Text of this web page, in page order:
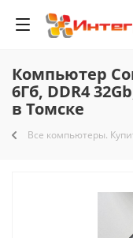
Компьютер
6Гб, DDR4
в Томске
Все компьютеры.